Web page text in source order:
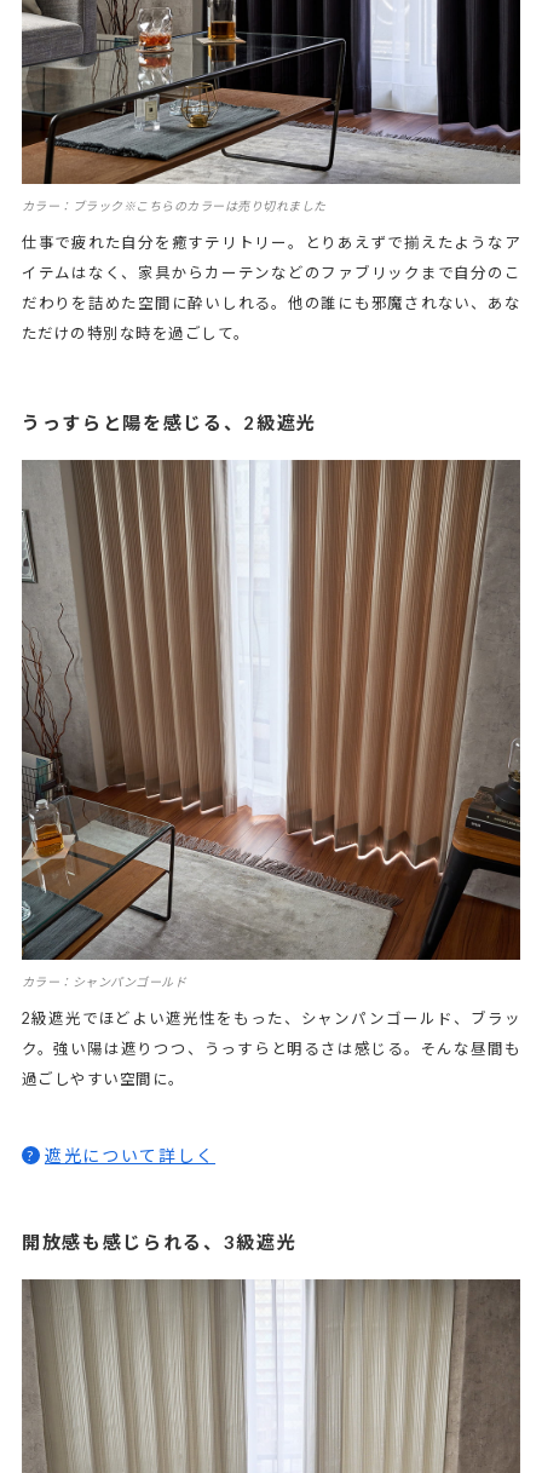
カラー：ブラック※こちらのカラーは売り切れました
仕事で疲れた自分を癒すテリトリー。とりあえずで揃えたようなア
イテムはなく、家具からカーテンなどのファブリックまで自分のこ
だわりを詰めた空間に酔いしれる。他の誰にも邪魔されない、あな
ただけの特別な時を過ごして。
うっすらと陽を感じる、2級遮光
カラー：シャンパンゴールド
2級遮光でほどよい遮光性をもった、シャンパンゴールド、ブラッ
ク。強い陽は遮りつつ、うっすらと明るさは感じる。そんな昼間も
過ごしやすい空間に。
? 遮光について詳しく
開放感も感じられる、3級遮光